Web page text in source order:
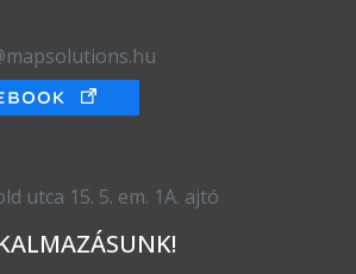
utca 15. 5. em. 1A. ajtó